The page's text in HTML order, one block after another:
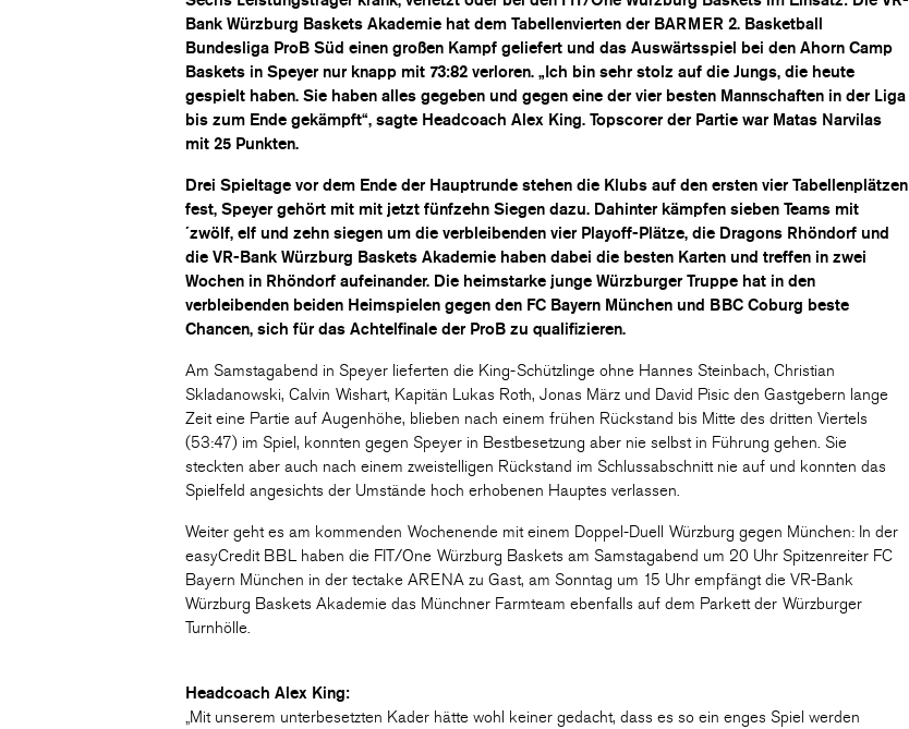
Bank Würzburg Baskets Akademie hat dem Tabellenvierten der BARMER 2. Basketball
Bundesliga ProB Süd einen großen Kampf geliefert und das Auswärtsspiel bei den Ahorn Camp
Baskets in Speyer nur knapp mit 73:82 verloren. „Ich bin sehr stolz auf die Jungs, die heute
gespielt haben. Sie haben alles gegeben und gegen eine der vier besten Mannschaften in der Liga
bis zum Ende gekämpft“, sagte Headcoach Alex King. Topscorer der Partie war Matas Narvilas
mit 25 Punkten.
Drei Spieltage vor dem Ende der Hauptrunde stehen die Klubs auf den ersten vier Tabellenplätzen
fest, Speyer gehört mit mit jetzt fünfzehn Siegen dazu. Dahinter kämpfen sieben Teams mit
´zwölf, elf und zehn siegen um die verbleibenden vier Playoff-Plätze, die Dragons Rhöndorf und
die VR-Bank Würzburg Baskets Akademie haben dabei die besten Karten und treffen in zwei
Wochen in Rhöndorf aufeinander. Die heimstarke junge Würzburger Truppe hat in den
verbleibenden beiden Heimspielen gegen den FC Bayern München und BBC Coburg beste
Chancen, sich für das Achtelfinale der ProB zu qualifizieren.
Am Samstagabend in Speyer lieferten die King-Schützlinge ohne Hannes Steinbach, Christian
Skladanowski, Calvin Wishart, Kapitän Lukas Roth, Jonas März und David Pisic den Gastgebern lange
Zeit eine Partie auf Augenhöhe, blieben nach einem frühen Rückstand bis Mitte des dritten Viertels
(53:47) im Spiel, konnten gegen Speyer in Bestbesetzung aber nie selbst in Führung gehen. Sie
steckten aber auch nach einem zweistelligen Rückstand im Schlussabschnitt nie auf und konnten das
Spielfeld angesichts der Umstände hoch erhobenen Hauptes verlassen.
Weiter geht es am kommenden Wochenende mit einem Doppel-Duell Würzburg gegen München: In der
easyCredit BBL haben die FIT/One Würzburg Baskets am Samstagabend um 20 Uhr Spitzenreiter FC
Bayern München in der tectake ARENA zu Gast, am Sonntag um 15 Uhr empfängt die VR-Bank
Würzburg Baskets Akademie das Münchner Farmteam ebenfalls auf dem Parkett der Würzburger
Turnhölle.
Headcoach Alex King:
„Mit unserem unterbesetzten Kader hätte wohl keiner gedacht, dass es so ein enges Spiel werden